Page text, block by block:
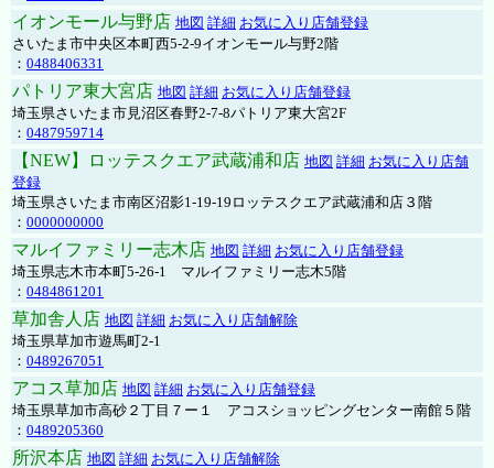
イオンモール与野店 地図 詳細 お気に入り店舗登録
さいたま市中央区本町西5-2-9イオンモール与野2階
： 0488406331
パトリア東大宮店 地図 詳細 お気に入り店舗登録
埼玉県さいたま市見沼区春野2-7-8パトリア東大宮2F
： 0487959714
【NEW】ロッテスクエア武蔵浦和店 地図 詳細 お気に入り店舗
登録
埼玉県さいたま市南区沼影1-19-19ロッテスクエア武蔵浦和店３階
： 0000000000
マルイファミリー志木店 地図 詳細 お気に入り店舗登録
埼玉県志木市本町5-26-1 マルイファミリー志木5階
： 0484861201
草加舎人店 地図 詳細 お気に入り店舗解除
埼玉県草加市遊馬町2-1
： 0489267051
アコス草加店 地図 詳細 お気に入り店舗登録
埼玉県草加市高砂２丁目７ー１ アコスショッピングセンター南館５階
： 0489205360
所沢本店 地図 詳細 お気に入り店舗解除